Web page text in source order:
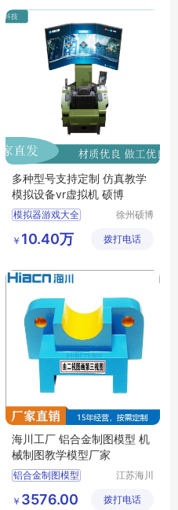
多种型号支持定制 仿真教学
模拟设备vr虚拟机 硕博
模拟器游戏大全
拖拉机模拟器
挖掘机模拟
徐州硕博
有限公司
￥ 10.40万 拨打电话
海川工厂 铝合金制图模型 机
械制图教学模型厂家
铝合金制图模型
机械制图模型
江苏海川
有限公司
￥ 3576.00 拨打电话